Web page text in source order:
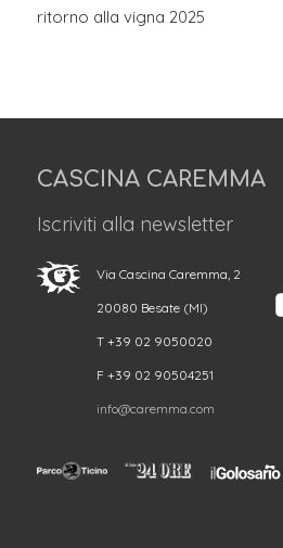
ritorno alla vigna 2025
CASCINA CAREMMA
Iscriviti alla newsletter
Via Cascina Caremma, 2
20080 Besate (MI)
T +39 02 9050020
F +39 02 90504251
info@caremma.com